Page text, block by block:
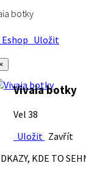
botky
Uložit
Vivaia botky
Vel 38
Uložit Zavřít
KDE TO